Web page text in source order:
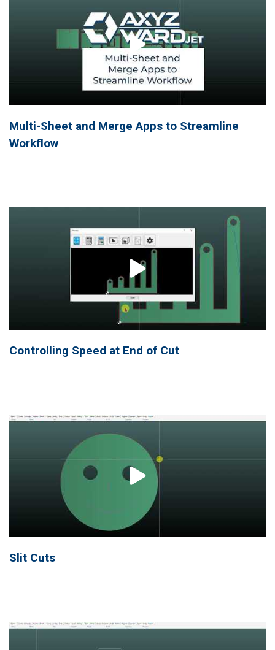
Multi-Sheet and Merge Apps to Streamline
Workflow
Controlling Speed at End of Cut
Slit Cuts